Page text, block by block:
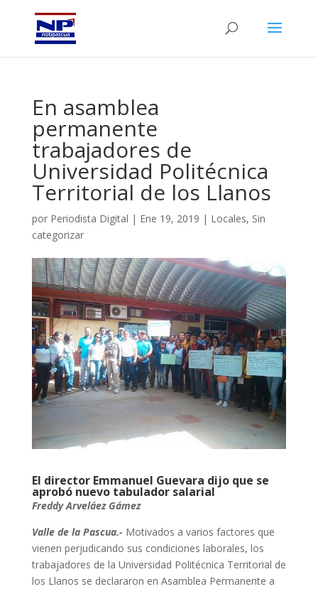
En asamblea
permanente
trabajadores de
Universidad Politécnica
Territorial de los Llanos
por Periodista Digital | Ene 19, 2019 | Locales, Sin
categorizar
El director Emmanuel Guevara dijo que se
aprobó nuevo tabulador salarial
Freddy Arveláez Gámez
Valle de la Pascua.- Motivados a varios factores que
vienen perjudicando sus condiciones laborales, los
trabajadores de la Universidad Politécnica Territorial de
los Llanos se declararon en Asamblea Permanente a